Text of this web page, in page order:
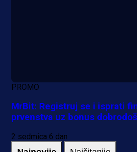
PROMO
MrBit: Registruj se i isprati
prvenstva uz bonus
2 sedmica 6 dan